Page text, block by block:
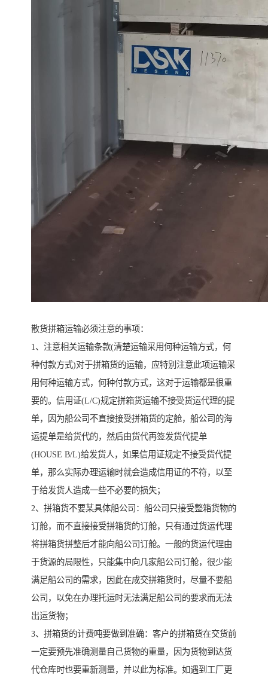
散货拼箱运输必须注意的事项：
1、注意相关运输条款(清楚运输采用何种运输方式，何
种付款方式)对于拼箱货的运输，应特别注意此项运输采
用何种运输方式，何种付款方式，这对于运输都是很重
要的。信用证(L/C)规定拼箱货运输不接受货运代理的提
单，因为船公司不直接接受拼箱货的定舱，船公司的海
运提单是给货代的，然后由货代再签发货代提单
(HOUSE B/L)给发货人，如果信用证规定不接受货代提
单，那么实际办理运输时就会造成信用证的不符，以至
于给发货人造成一些不必要的损失；
2、拼箱货不要某具体船公司：船公司只接受整箱货物的
订舱，而不直接接受拼箱货的订舱，只有通过货运代理
将拼箱货拼整后才能向船公司订舱。一般的货运代理由
于货源的局限性，只能集中向几家船公司订舱，很少能
满足船公司的需求，因此在成交拼箱货时，尽量不要船
公司，以免在办理托运时无法满足船公司的要求而无法
出运货物；
3、拼箱货的计费吨要做到准确：客户的拼箱货在交货前
一定要预先准确测量自己货物的重量，因为货物到达货
代仓库时也要重新测量，并以此为标准。如遇到工厂更